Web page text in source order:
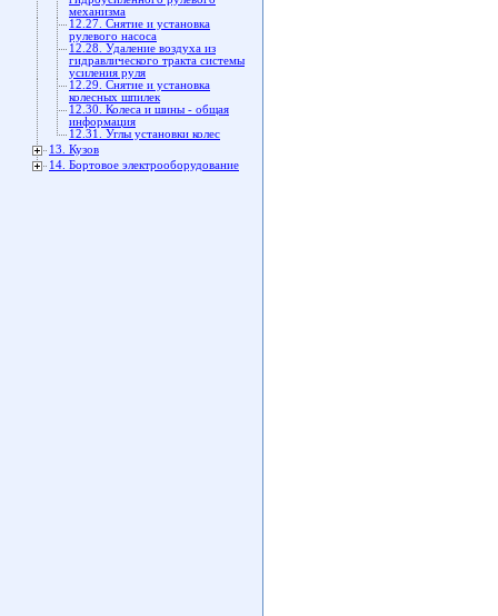
механизма
12.27. Снятие и установка
рулевого насоса
12.28. Удаление воздуха из
гидравлического тракта системы
усиления руля
12.29. Снятие и установка
колесных шпилек
12.30. Колеса и шины - общая
информация
12.31. Углы установки колес
13. Кузов
14. Бортовое электрооборудование